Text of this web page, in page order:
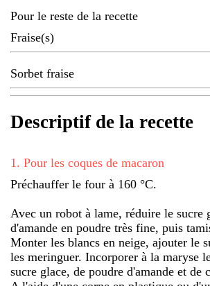
Pour le reste de la recette
Fraise(s)
Sorbet fraise
Descriptif de la recette
1 . Pour les coques de macaron
Préchauffer le four à 160 °C.
Avec un robot à lame, réduire le sucre
d'amande en poudre très fine, puis
Monter les blancs en neige, ajouter le
les meringuer. Incorporer à la maryse
sucre glace, de poudre d'amande et de